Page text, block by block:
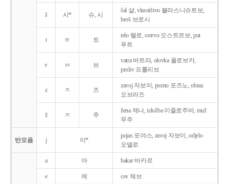
š 시* 슈, 시
šal 샬, vlasništvo 블라스니슈트보,
broš 브로시
t ㅌ 트
telo 텔로, ostrvo 오스트르보, put
푸트
v ㅂ 브
vatra 바트라, olovka 올로브카,
proliv 프롤리브
z ㅈ 즈
zavoj 자보이, pozno 포즈노, obraz
오브라즈
ž ㅈ 주
žena 제나, izložba 이즐로주바, muž
무주
반모음 j 이*
pojas 포야스, zavoj 자보이, odjelo
오델로
a 아 bakar 바카르
e 에 cev 체브